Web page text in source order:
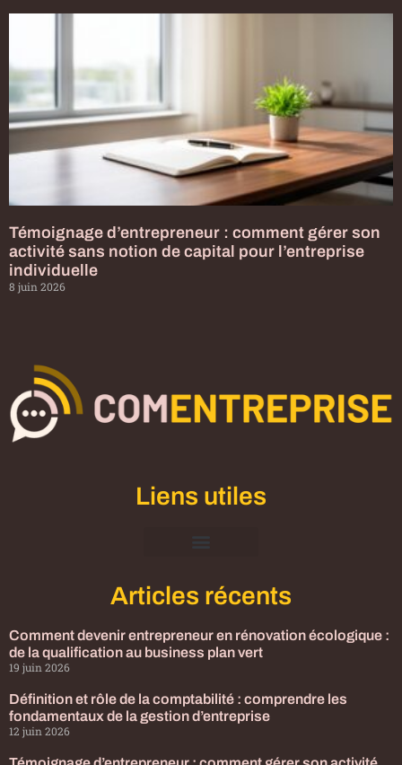
Témoignage d’entrepreneur : comment gérer son
activité sans notion de capital pour l’entreprise
individuelle
8 juin 2026
Liens utiles
Articles récents
Comment devenir entrepreneur en rénovation écologique :
de la qualification au business plan vert
19 juin 2026
Définition et rôle de la comptabilité : comprendre les
fondamentaux de la gestion d’entreprise
12 juin 2026